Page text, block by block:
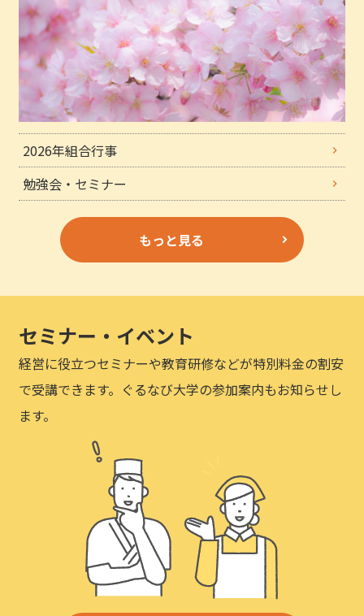
2026年組合行事
勉強会・セミナー
もっと見る
セミナー・イベント
経営に役立つセミナーや教育研修などが特別料金の割安
で受講できます。ぐるなび大学の参加案内もお知らせし
ます。